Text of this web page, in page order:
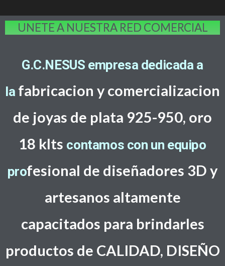
UNETE A NUESTRA RED COMERCIAL
G.C.NESUS empresa dedicada a
la fabricacion y comercializacion
de joyas de plata 925-950, oro
18 klts contamos con un equipo
profesional de diseñadores 3D y
artesanos altamente
capacitados para brindarles
productos de CALIDAD, DISEÑO